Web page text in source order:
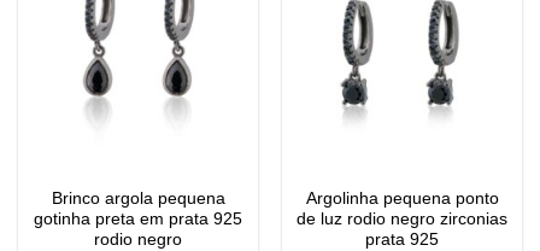
Brinco argola pequena
gotinha preta em prata 925
rodio negro
Argolinha pequena ponto
de luz rodio negro zirconias
prata 925